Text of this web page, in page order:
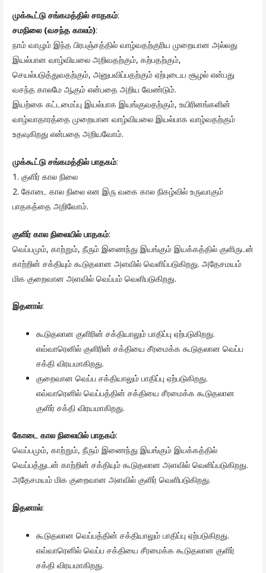
முக்கூட்டு சங்கமத்தில் சாதகம்:
சமநிலை (வசந்த காலம்):
நாம் வாழும் இந்த பிரபஞ்சத்தில் வாழ்வதற்குரிய முறையான அல்லது
இயல்பான வாழ்வியலை அறிவதற்கும், கற்பதற்கும்,
செயல்படுத்துவதற்கும், அனுபவிப்பதற்கும் ஏற்புடைய சூழல் என்பது
வசந்த காலமே ஆகும் என்பதை அறிய வேண்டும்.
இயற்கை கட்டமைப்பு இயல்பாக இயங்குவதற்கும், உயிரினங்களின்
வாழ்வாதாரத்தை முறையான வாழ்வியலை இயல்பாக வாழ்வதற்கும்
உதவுகிறது என்பதை அறியவோம்.
முக்கூட்டு சங்கமத்தில் பாதகம்:
1. குளிர் கால நிலை
2. கோடை கால நிலை என இரு வகை கால நிகழ்வில் உருவாகும்
பாதகத்தை அறிவோம்.
குளிர் கால நிலையில் பாதகம்:
வெப்பமும், காற்றும், நீரும் இணைந்து இயங்கும் இயக்கத்தில் குளிருடன்
காற்றின் சக்தியும் கூடுதலான அளவில் வெளிப்படுகிறது. அதேசமயம்
மிக குறைவான அளவில் வெப்பம் வெளிபடுகிறது.
இதனால்:
கூடுதலான குளிரின் சக்தியாலும் பாதிப்பு ஏற்படுகிறது.
எவ்வாரெனில் குளிரின் சக்தியை சீரமைக்க கூடுதலான வெப்ப
சக்தி விரயமாகிறது.
குறைவான வெப்ப சக்தியாலும் பாதிப்பு ஏற்படுகிறது.
எவ்வாரெனில் வெப்பத்தின் சக்தியை சீரமைக்க கூடுதலான
குளிர் சக்தி விரயமாகிறது.
கோடை கால நிலையில் பாதகம்:
வெப்பமும், காற்றும், நீரும் இணைந்து இயங்கும் இயக்கத்தில்
வெப்பத்துடன் காற்றின் சக்தியும் கூடுதலான அளவில் வெளிப்படுகிறது.
அதேசமயம் மிக குறைவான அளவில் குளிர் வெளிபடுகிறது.
இதனால்:
கூடுதலான வெப்பத்தின் சக்தியாலும் பாதிப்பு ஏற்படுகிறது.
எவ்வாரெனில் வெப்ப சக்தியை சீரமைக்க கூடுதலான குளிர்
சக்தி விரயமாகிறது.